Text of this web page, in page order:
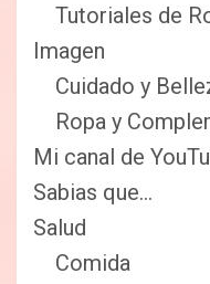
Tutoriales de
Imagen
Cuidado y
Ropa y
Mi canal de
Sabias que…
Salud
Comida